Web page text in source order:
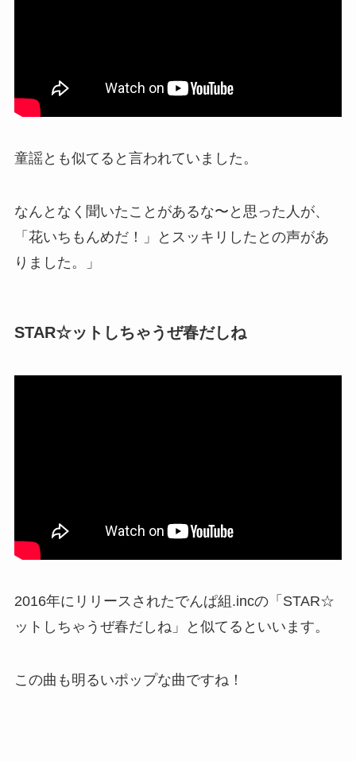
童謡とも似てると言われていました。
なんとなく聞いたことがあるな〜と思った人が、
「花いちもんめだ！」とスッキリしたとの声があ
りました。」
STAR☆ットしちゃうぜ春だしね
2016年にリリースされたでんぱ組.incの「STAR☆
ットしちゃうぜ春だしね」と似てるといいます。
この曲も明るいポップな曲ですね！